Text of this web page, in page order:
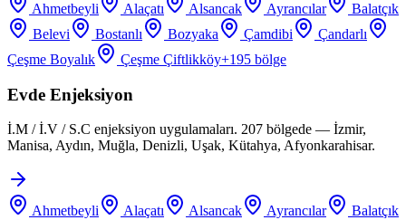
Ahmetbeyli Alaçatı Alsancak Ayrancılar
Balatçık
Belevi
Bostanlı Bozyaka Çamdibi
Çandarlı
Çeşme Boyalık
Çeşme Çiftlikköy+195 bölge
Evde Enjeksiyon
İ.M / İ.V / S.C enjeksiyon uygulamaları. 207 bölgede — İzmir,
Manisa, Aydın, Muğla, Denizli, Uşak, Kütahya, Afyonkarahisar.
Ahmetbeyli Alaçatı Alsancak Ayrancılar
Balatçık